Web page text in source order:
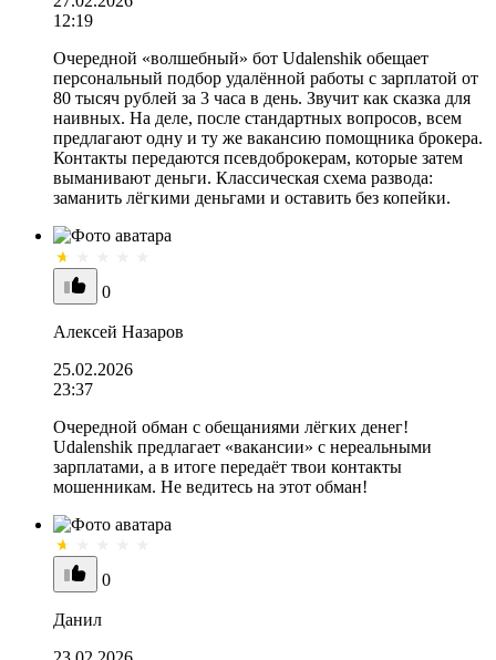
12:19
Очередной «волшебный» бот Udalenshik обещает
персональный подбор удалённой работы с зарплатой от
80 тысяч рублей за 3 часа в день. Звучит как сказка для
наивных. На деле, после стандартных вопросов, всем
предлагают одну и ту же вакансию помощника брокера.
Контакты передаются псевдоброкерам, которые затем
выманивают деньги. Классическая схема развода:
заманить лёгкими деньгами и оставить без копейки.
0
Алексей Назаров
25.02.2026
23:37
Очередной обман с обещаниями лёгких денег!
Udalenshik предлагает «вакансии» с нереальными
зарплатами, а в итоге передаёт твои контакты
мошенникам. Не ведитесь на этот обман!
0
Данил